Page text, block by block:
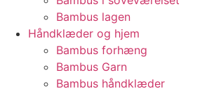
Bambus lagen
Håndklæder og hjem
Bambus forhæng
Bambus Garn
Bambus håndklæder